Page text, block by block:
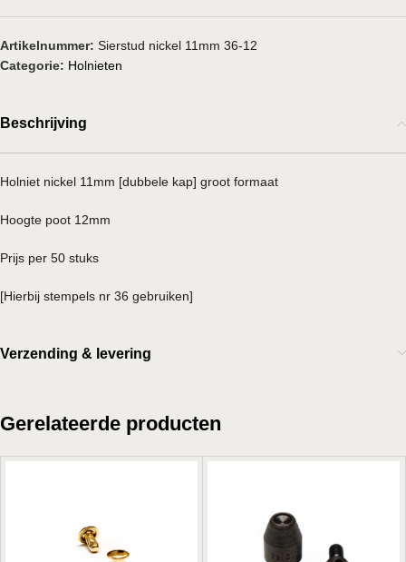
Artikelnummer: Sierstud nickel 11mm 36-12
Categorie: Holnieten
Beschrijving
Holniet nickel 11mm [dubbele kap] groot formaat
Hoogte poot 12mm
Prijs per 50 stuks
[Hierbij stempels nr 36 gebruiken]
Verzending & levering
Gerelateerde producten